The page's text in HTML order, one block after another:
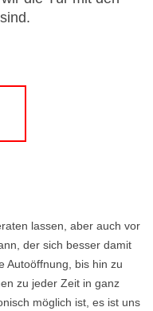
lassen, aber auch vor
der sich besser damit
Autoöffnung, bis hin zu
zu jeder Zeit in ganz
möglich ist, es ist uns